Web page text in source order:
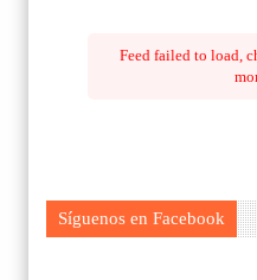
Feed failed to load,
Síguenos en Facebook